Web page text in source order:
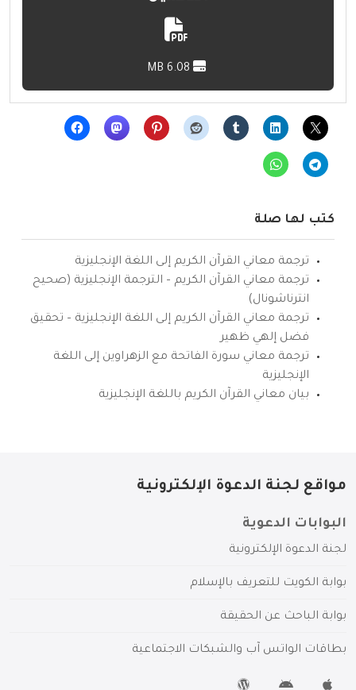
كتب لها صلة
ترجمة معاني القرآن الكريم إلى اللغة الإنجليزية
ترجمة معاني القرآن الكريم – الترجمة الإنجليزية (صحيح
انترناشونال)
ترجمة معاني القرآن الكريم إلى اللغة الإنجليزية – تحقيق
فضل إلهي ظهير
ترجمة معاني سورة الفاتحة مع الزهراوين إلى اللغة
الإنجليزية
بيان معاني القرآن الكريم باللغة الإنجليزية
مواقع لجنة الدعوة الإلكترونية
البوابات الدعوية
لجنة الدعوة الإلكترونية
بوابة الكويت للتعريف بالإسلام
بوابة الباحث عن الحقيقة
بطاقات الواتس آب والشبكات الاجتماعية